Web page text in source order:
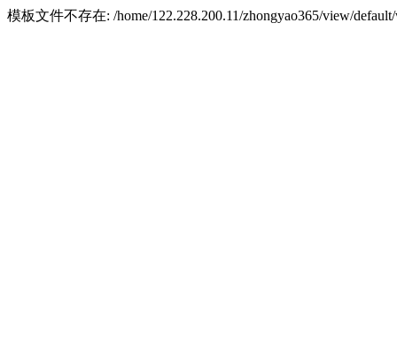
模板文件不存在: /home/122.228.200.11/zhongyao365/view/default/